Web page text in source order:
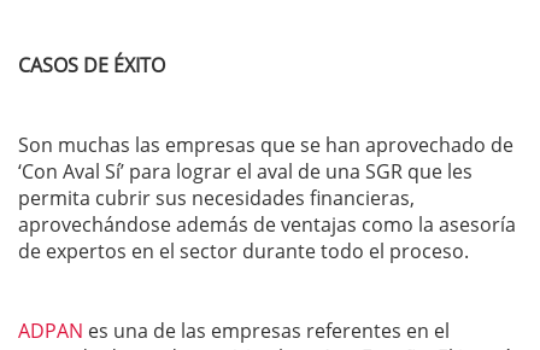
CASOS DE ÉXITO
Son muchas las empresas que se han aprovechado de
‘Con Aval Sí’ para lograr el aval de una SGR que les
permita cubrir sus necesidades financieras,
aprovechándose además de ventajas como la asesoría
de expertos en el sector durante todo el proceso.
ADPAN es una de las empresas referentes en el